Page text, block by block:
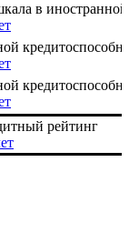
в
рейтинг